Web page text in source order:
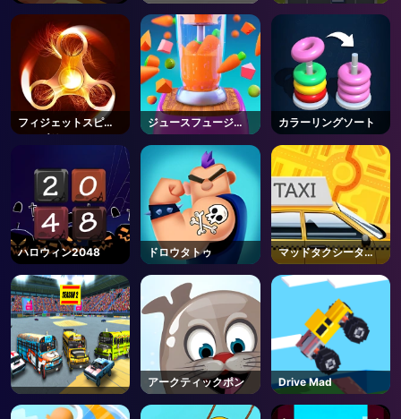
AD
ク
フィジェットスピナ
ーレボリューション
ジュースフュージョ
ンフレンジ
カラーリングソート
ハロウィン2048 ドロウタトゥ
マッドタクシータイ
ム
アークティックポン Drive Mad